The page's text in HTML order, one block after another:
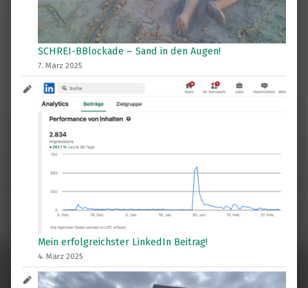
SCHREI-BBlockade – Sand in den Augen!
7. März 2025
Mein erfolgreichster LinkedIn Beitrag!
4. März 2025